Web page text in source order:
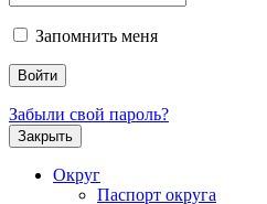
Запомнить меня
Забыли свой пароль?
Закрыть
Округ
Паспорт округа